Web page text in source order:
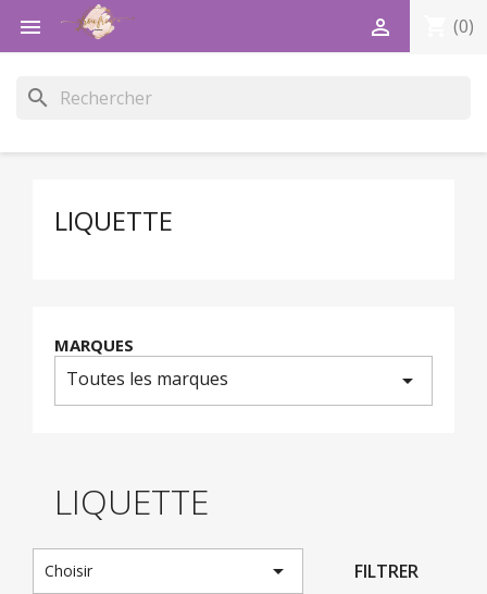
 (0)

search
LIQUETTE
MARQUES
Toutes les marques arrow_drop_down
LIQUETTE
Choisir  FILTRER